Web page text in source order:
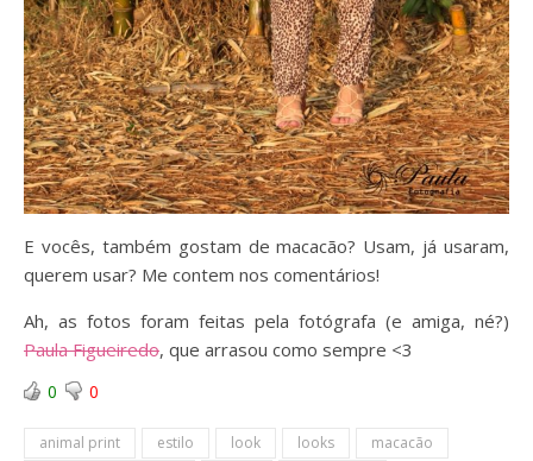
E vocês, também gostam de macacão? Usam, já usaram,
querem usar? Me contem nos comentários!
Ah, as fotos foram feitas pela fotógrafa (e amiga, né?)
Paula Figueiredo, que arrasou como sempre <3
0 0
animal print estilo look looks
macacão